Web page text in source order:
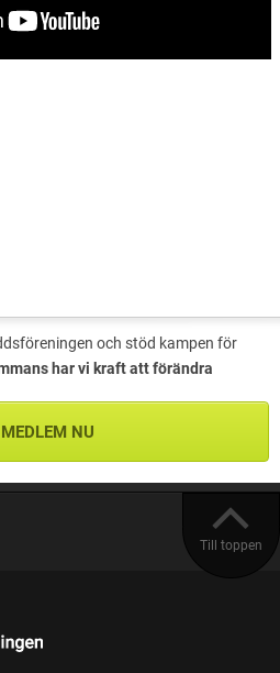
och stöd kampen för
har vi kraft att förändra
NU
Till toppen